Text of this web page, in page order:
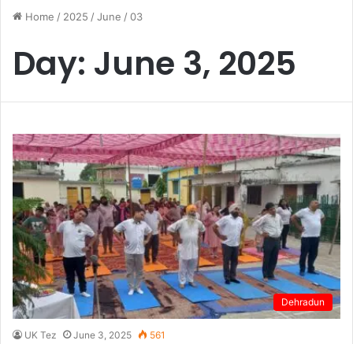
Home / 2025 /June /03
Day: June 3, 2025
Dehradun
UK Tez June 3, 2025 561